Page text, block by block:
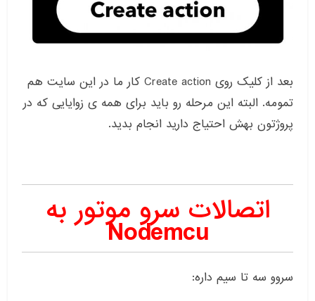
بعد از کلیک روی Create action کار ما در این سایت هم
تمومه. البته این مرحله رو باید برای همه ی زوایایی که در
پروژتون بهش احتیاج دارید انجام بدید.
اتصالات سرو موتور به
Nodemcu
سروو سه تا سیم داره: